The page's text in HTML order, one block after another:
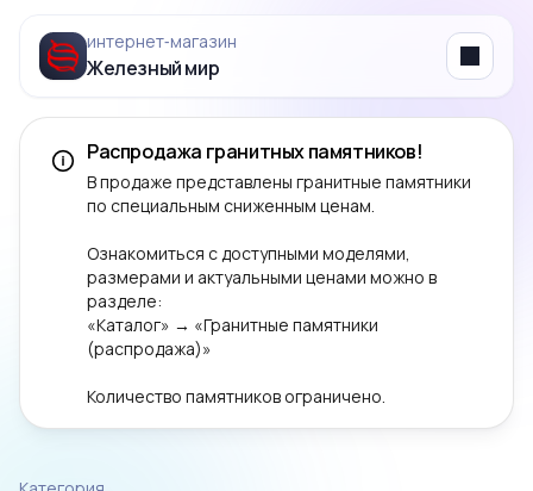
интернет‑магазин
Железный мир Menu
Распродажа гранитных памятников!
В продаже представлены гранитные памятники
по специальным сниженным ценам.
Ознакомиться с доступными моделями,
размерами и актуальными ценами можно в
разделе:
«Каталог» → «Гранитные памятники
(распродажа)»
Количество памятников ограничено.